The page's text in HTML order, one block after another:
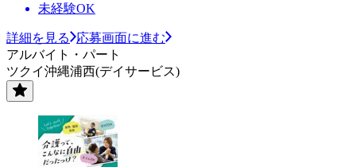
未経験OK
詳細を見る
応募画面に進む
アルバイト・パート
ツクイ沖縄浦西(デイサービス)